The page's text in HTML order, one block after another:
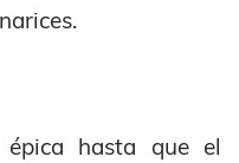
hasta que el